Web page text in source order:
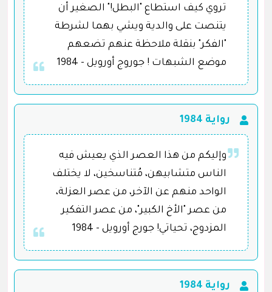
تروي كيف استطاع "البطل!" الصغير أن
يتنصت على والدية ويشي بهما لشرطة
"الفكر" بنقلة ملاحظة عنهم تضعهم
موضع الشبهات ! جوروج أورويل - 1984
رواية 1984
وإليكم من هذا العصر الذي يعيش فيه
الناس متشابيهن، مُتناسخين، لا يختلف
الواحد منهم عن الآخر، من عصر العزلة،
من عصر "الأخ الكبير"، من عصر التفكير
المزدوج، تحياتي! جورج أورويل - 1984
رواية 1984